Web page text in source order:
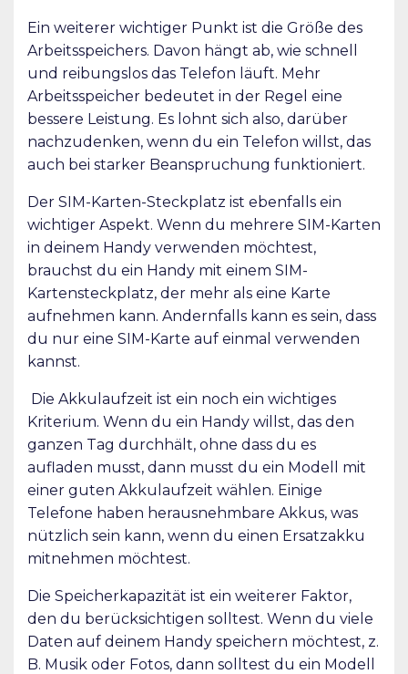
Ein weiterer wichtiger Punkt ist die Größe des
Arbeitsspeichers. Davon hängt ab, wie schnell
und reibungslos das Telefon läuft. Mehr
Arbeitsspeicher bedeutet in der Regel eine
bessere Leistung. Es lohnt sich also, darüber
nachzudenken, wenn du ein Telefon willst, das
auch bei starker Beanspruchung funktioniert.
Der SIM-Karten-Steckplatz ist ebenfalls ein
wichtiger Aspekt. Wenn du mehrere SIM-Karten
in deinem Handy verwenden möchtest,
brauchst du ein Handy mit einem SIM-
Kartensteckplatz, der mehr als eine Karte
aufnehmen kann. Andernfalls kann es sein, dass
du nur eine SIM-Karte auf einmal verwenden
kannst.
Die Akkulaufzeit ist ein noch ein wichtiges
Kriterium. Wenn du ein Handy willst, das den
ganzen Tag durchhält, ohne dass du es
aufladen musst, dann musst du ein Modell mit
einer guten Akkulaufzeit wählen. Einige
Telefone haben herausnehmbare Akkus, was
nützlich sein kann, wenn du einen Ersatzakku
mitnehmen möchtest.
Die Speicherkapazität ist ein weiterer Faktor,
den du berücksichtigen solltest. Wenn du viele
Daten auf deinem Handy speichern möchtest, z.
B. Musik oder Fotos, dann solltest du ein Modell